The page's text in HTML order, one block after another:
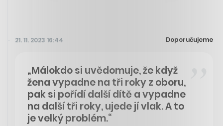
21. 11. 2023 16:44 Doporučujeme
„Málokdo si uvědomuje, že když
žena vypadne na tři roky z oboru,
pak si pořídí další dítě a vypadne
na další tři roky, ujede jí vlak. A to
je velký problém.“